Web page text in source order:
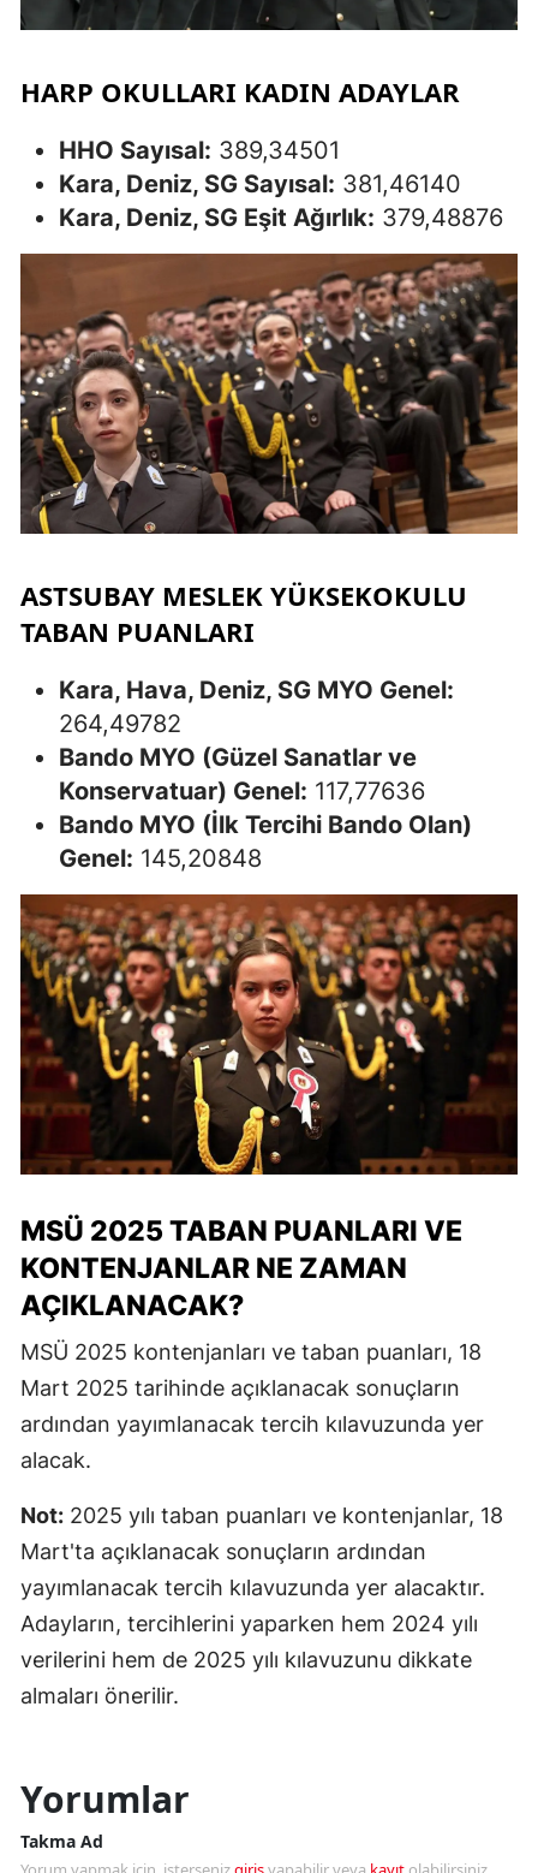
HARP OKULLARI KADIN ADAYLAR
HHO Sayısal: 389,34501
Kara, Deniz, SG Sayısal: 381,46140
Kara, Deniz, SG Eşit Ağırlık: 379,48876
ASTSUBAY MESLEK YÜKSEKOKULU
TABAN PUANLARI
Kara, Hava, Deniz, SG MYO Genel:
264,49782
Bando MYO (Güzel Sanatlar ve
Konservatuar) Genel: 117,77636
Bando MYO (İlk Tercihi Bando Olan)
Genel: 145,20848
MSÜ 2025 TABAN PUANLARI VE
KONTENJANLAR NE ZAMAN
AÇIKLANACAK?
MSÜ 2025 kontenjanları ve taban puanları, 18
Mart 2025 tarihinde açıklanacak sonuçların
ardından yayımlanacak tercih kılavuzunda yer
alacak.
Not: 2025 yılı taban puanları ve kontenjanlar, 18
Mart'ta açıklanacak sonuçların ardından
yayımlanacak tercih kılavuzunda yer alacaktır.
Adayların, tercihlerini yaparken hem 2024 yılı
verilerini hem de 2025 yılı kılavuzunu dikkate
almaları önerilir.
Yorumlar
Takma Ad